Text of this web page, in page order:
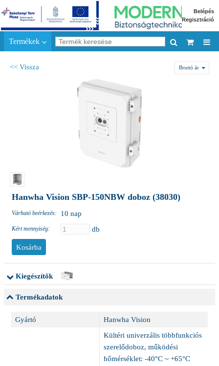
Belépés
Regisztráció
Termékek
<< Vissza Bruttó ár
Hanwha Vision SBP-150NBW doboz (38030)
Várható beérkezés: 10 nap
Kért mennyiség: db
Kiegészítők
Termékadatok
Gyártó Hanwha Vision
Kültéri univerzális többfunkciós
szerelődoboz, működési
hőmérséklet: -40°C ~ +65°C